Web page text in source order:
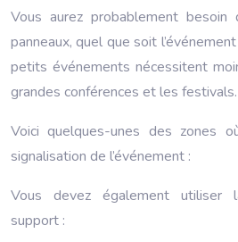
Vous aurez probablement besoin
panneaux, quel que soit
petits événements nécessitent
grandes conférences et les festivals.
Voici quelques-unes des zones
signalisation de l’événement :
Vous devez également utiliser
support :